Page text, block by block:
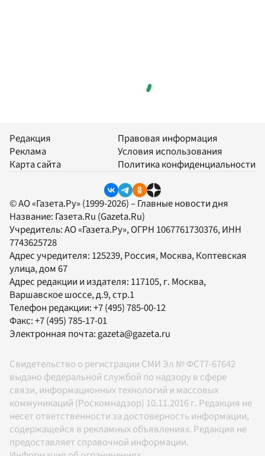
Редакция
Реклама
Карта сайта
Правовая информация
Условия использования
Политика конфиденциальности
© АО «Газета.Ру» (1999-2026) – Главные новости дня
Название: Газета.Ru (Gazeta.Ru)
Учредитель:АО «Газета.Ру», ОГРН 1067761730376, ИНН
7743625728
Адрес учредителя: 125239, Россия, Москва, Коптевская
улица, дом 67
Адрес редакции и издателя: 117105, г. Москва,
Варшавское шоссе, д.9, стр.1
Телефон редакции:+7 (495) 785-00-12
Факс:+7 (495) 785-17-01
Электронная почта: gazeta@gazeta.ru
Свидетельство о регистрации СМИ Эл № ФС77-67642
выдано федеральной службой по надзору в сфере
связи, информационных технологий и массовых
коммуникаций (Роскомнадзор) 10.11.2016 г. Редакция не
несет ответственности за достоверность информации,
содержащейся в рекламных объявлениях. Редакция не
предоставляет справочной информации.